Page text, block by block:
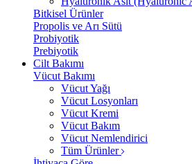
Bitkisel Ürünler
Propolis ve Arı Sütü
Probiyotik
Prebiyotik
Cilt Bakımı
Vücut Bakımı
Vücut Yağı
Vücut Losyonları
Vücut Kremi
Vücut Bakım
Vücut Nemlendirici
Tüm Ürünler